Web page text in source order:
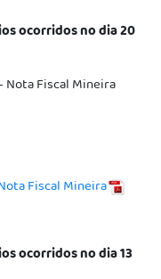
ocorridos no dia 20
Nota Fiscal Mineira
Fiscal Mineira
ocorridos no dia 13